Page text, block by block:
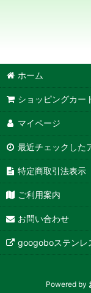
ホーム
ショッピングカー
マイページ
最近チェックした
特定商取引法表示
ご利用案内
お問い合わせ
googoboステンレ
Powered by